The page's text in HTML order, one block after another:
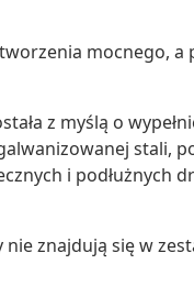
mocnego,
z myślą o
stali,
i podłużnych
znajdują się w